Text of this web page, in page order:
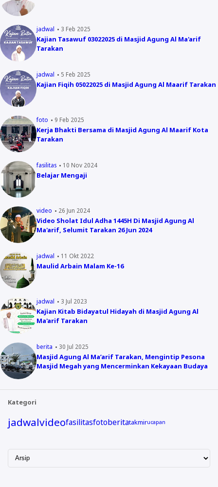
jadwal 3 Feb 2025
Kajian Tasawuf 03022025 di Masjid Agung Al Ma'arif
Tarakan
jadwal 5 Feb 2025
Kajian Fiqih 05022025 di Masjid Agung Al Maarif Tarakan
foto 9 Feb 2025
Kerja Bhakti Bersama di Masjid Agung Al Maarif Kota
Tarakan
fasilitas 10 Nov 2024
Belajar Mengaji
video 26 Jun 2024
Video Sholat Idul Adha 1445H Di Masjid Agung Al
Ma'arif, Selumit Tarakan 26 Jun 2024
jadwal 11 Okt 2022
Maulid Arbain Malam Ke-16
jadwal 3 Jul 2023
Kajian Kitab Bidayatul Hidayah di Masjid Agung Al
Ma'arif Tarakan
berita 30 Jul 2025
Masjid Agung Al Ma’arif Tarakan, Mengintip Pesona
Masjid Megah yang Mencerminkan Kekayaan Budaya
Kategori
jadwalvideofasilitasfotoberitatakmirucapan